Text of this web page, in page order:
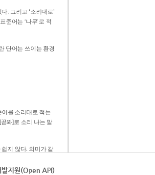
. 그리고 ‘소리대로’
단어는 쓰이는 환경
어를 소리대로 적는
지 않다. 의미가 같
발지원(Open API)